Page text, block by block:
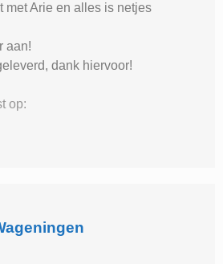
met Arie en alles is netjes
aan!
dank hiervoor!
op: